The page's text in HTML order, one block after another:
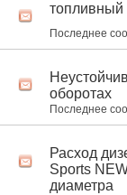
топливный
Последнее
оборотах
Последнее
Расход
Sports
диаметра